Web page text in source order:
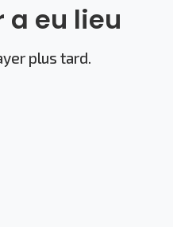
a eu lieu
plus tard.